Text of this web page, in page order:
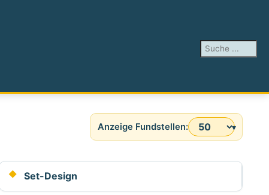
Suchen ...
Anzeige #
Set-Design